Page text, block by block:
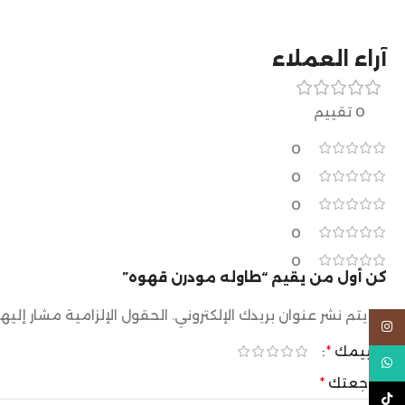
آراء العملاء
0 تقييم
0
0
0
0
0
كن أول من يقيم “طاوله مودرن قهوه”
لن يتم نشر عنوان بريدك الإلكتروني. الحقول الإلزامية مشار
تقييمك *
مراجعتك *
Instagram
WhatsApp
TikTok